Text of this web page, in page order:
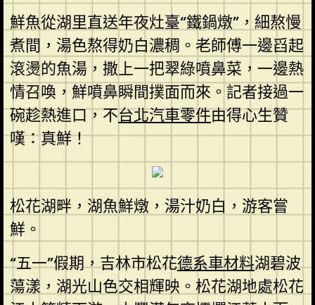
鮮魚從湖里直送年夜灶臺“鐵鍋燉”，細熬慢
煮間，湯色熬得奶白濃稠。老師傅一邊舀起
滾燙的魚湯，撒上一把翠綠噴鼻菜，一邊熱
情召喚，鮮噴鼻瞬間撲面而來。記者接過一
碗趁熱進口，不台北汽車零件由得心生贊
嘆：真鮮！
松花湖畔，湖魚鮮燉，湯汁奶白，游客嘗
鮮。
“五一”假期，吉林市松花德系車材料湖碧波
蕩漾，湖光山色交相輝映。松花湖地處松花